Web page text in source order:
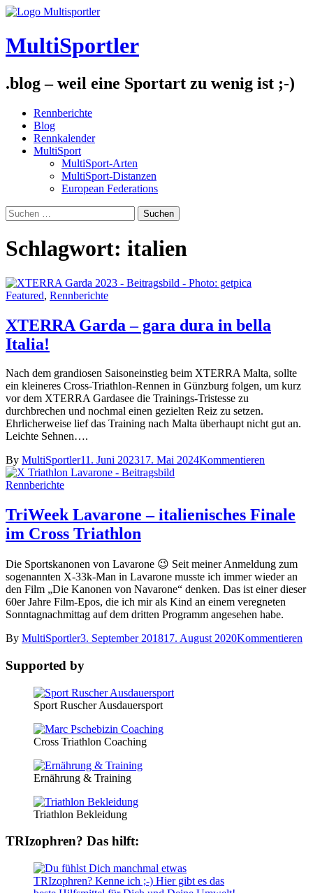
Skip
content
MultiSportler
.blog – weil eine Sportart zu wenig ist ;-)
Rennberichte
Blog
Rennkalender
MultiSport
MultiSport-Arten
MultiSport-Distanzen
European Federations
Suchen
nach:
Schlagwort: italien
Featured, Rennberichte
XTERRA Garda – gara dura in bella
Italia!
Nach dem grandiosen Saisoneinstieg beim XTERRA Malta, sollte
ein kleineres Cross-Triathlon-Rennen in Günzburg folgen, um kurz
vor dem XTERRA Gardasee die Trainings-Tristesse zu
durchbrechen und nochmal einen gezielten Reiz zu setzen.
Ehrlicherweise lief das Training nach Malta überhaupt nicht gut an.
Leichte Sehnen….
By MultiSportler11. Juni 202317. Mai 2024Kommentieren
Rennberichte
TriWeek Lavarone – italienisches Finale
im Cross Triathlon
Die Sportskanonen von Lavarone 😉 Seit meiner Anmeldung zum
sogenannten X-33k-Man in Lavarone musste ich immer wieder an
den Film „Die Kanonen von Navarone“ denken. Das ist einer dieser
60er Jahre Film-Epos, die ich mir als Kind an einem veregneten
Sonntagnachmittag auf dem dritten Programm angesehen habe.
By MultiSportler3. September 201817. August 2020Kommentieren
Supported by
Sport Ruscher Ausdauersport
Cross Triathlon Coaching
Ernährung & Training
Triathlon Bekleidung
TRIzophren? Das hilft: